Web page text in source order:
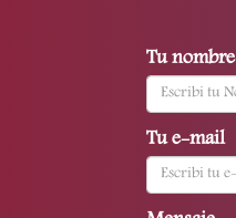
Tu nombre
Tu e-mail